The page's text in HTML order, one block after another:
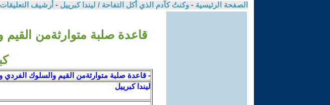
الصفحة الرئيسية - وكنتُ كآدم الذي أكل التفاحة / ليندا كبرييل - أرشيف التعليقات
قاعدة صلبة متوارثةمن القيم
- قاعدة صلبة متوارثةمن القيم والسلوك الفردي
ليندا كبرييل